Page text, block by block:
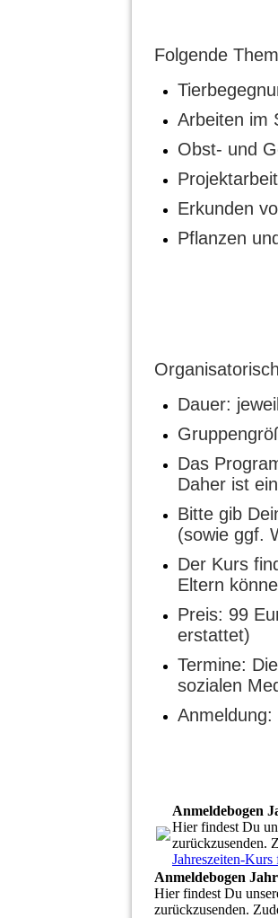
Folgende
Arbeiten im
Obst- und
Erkunden
Pflanzen
Dauer:
Das
Daher ist
Bitte gib
(sowie ggf.
Der Kurs
Eltern
Preis: 99
erstattet)
Termine:
sozialen
Anmeldung:
Anmeldebogen
Hier findest Du
zurückzusenden.
Jahreszeiten-
Anmeldebogen
Hier findest Du
zurückzusenden.